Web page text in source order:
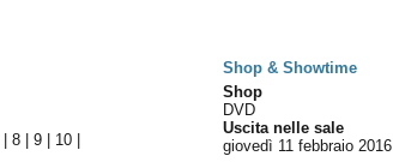
Shop & Showtime
|8 |9 10
Shop
DVD
Uscita nelle sale
giovedì 11 febbraio 2016